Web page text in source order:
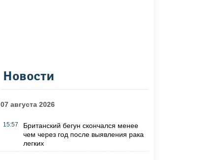
Новости
07 августа 2026
15:57
Британский бегун скончался менее
чем через год после выявления рака
легких